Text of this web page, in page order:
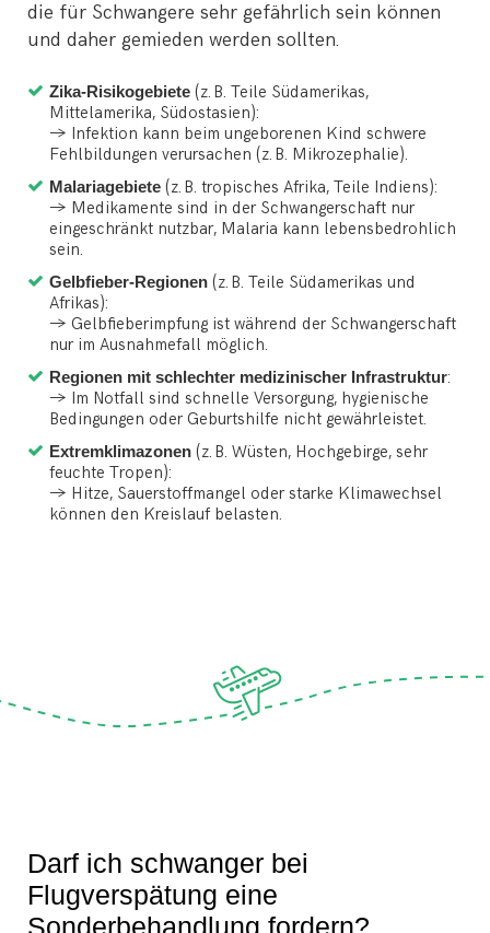
die für Schwangere sehr gefährlich sein können
und daher gemieden werden sollten.
Zika-Risikogebiete (z. B. Teile Südamerikas,
Mittelamerika, Südostasien):
→ Infektion kann beim ungeborenen Kind schwere
Fehlbildungen verursachen (z. B. Mikrozephalie).
Malariagebiete (z. B. tropisches Afrika, Teile Indiens):
→ Medikamente sind in der Schwangerschaft nur
eingeschränkt nutzbar, Malaria kann lebensbedrohlich
sein.
Gelbfieber-Regionen (z. B. Teile Südamerikas und
Afrikas):
→ Gelbfieberimpfung ist während der Schwangerschaft
nur im Ausnahmefall möglich.
Regionen mit schlechter medizinischer Infrastruktur:
→ Im Notfall sind schnelle Versorgung, hygienische
Bedingungen oder Geburtshilfe nicht gewährleistet.
Extremklimazonen (z. B. Wüsten, Hochgebirge, sehr
feuchte Tropen):
→ Hitze, Sauerstoffmangel oder starke Klimawechsel
können den Kreislauf belasten.
Darf ich schwanger bei
Flugverspätung eine
Sonderbehandlung fordern?